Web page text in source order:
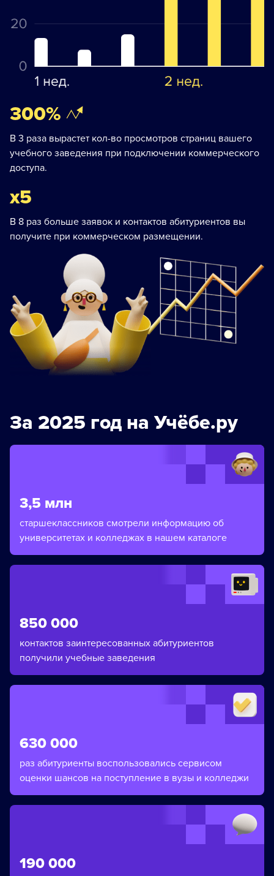
300%
В 3 раза вырастет кол-во просмотров страниц вашего
учебного заведения при подключении коммерческого
доступа.
х5
В 8 раз больше заявок и контактов абитуриентов вы
получите при коммерческом размещении.
За 2025 год на Учёбе.ру
3,5 млн
старшеклассников смотрели информацию об
университетах и колледжах в нашем каталоге
850 000
контактов заинтересованных абитуриентов
получили учебные заведения
630 000
раз абитуриенты воспользовались сервисом
оценки шансов на поступление в вузы и колледжи
190 000